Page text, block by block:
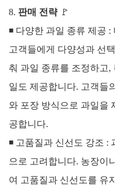
8. 판매 전략 🚩
◾ 다양한 과일 종류 제공 :
고객들에게 다양성과 선
춰 과일 종류를 조정하고,
일도 제공합니다. 고객들
와 포장 방식으로 과일을
공합니다.
◾ 고품질과 신선도 강조 :
으로 고려합니다. 농장이
여 고품질과 신선도를 유